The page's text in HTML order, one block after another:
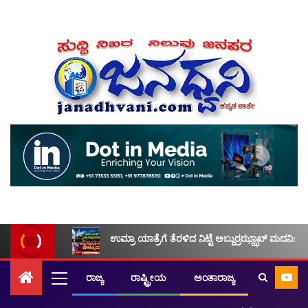
ಉಮ್ರಾ ಯಾತ್ರೆಗೆ ತೆರಳಿದ ನಿಟ್ಟೆ ಅಬ್ದುರ್ರಝ್ಝಾಖ್ ಮದನಿ:
ರಾಜ್ಯ ರಾಷ್ಟ್ರೀಯ ಅಂತಾರಾಜ್ಯ